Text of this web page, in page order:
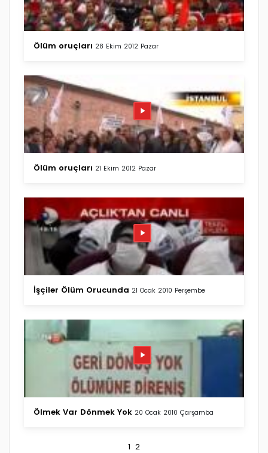
Ölüm oruçları 28 Ekim 2012 Pazar
Ölüm oruçları 21 Ekim 2012 Pazar
İşçiler Ölüm Orucunda 21 Ocak 2010 Perşembe
Ölmek Var Dönmek Yok 20 Ocak 2010 Çarşamba
1 2